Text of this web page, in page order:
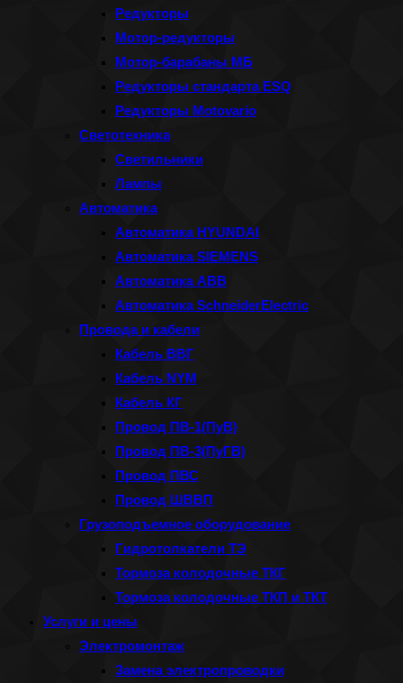
Редукторы
Мотор-редукторы
Мотор-барабаны МБ
Редукторы стандарта ESQ
Редукторы Motovario
Светотехника
Светильники
Лампы
Автоматика
Автоматика HYUNDAI
Автоматика SIEMENS
Автоматика ABB
Автоматика SchneiderElectric
Провода и кабели
Кабель ВВГ
Кабель NYM
Кабель КГ
Провод ПВ-1(ПуВ)
Провод ПВ-3(ПуГВ)
Провод ПВС
Провод ШВВП
Грузоподъемное оборудование
Гидротолкатели ТЭ
Тормоза колодочные ТКГ
Тормоза колодочные ТКП и ТКТ
Услуги и цены
Электромонтаж
Замена электропроводки